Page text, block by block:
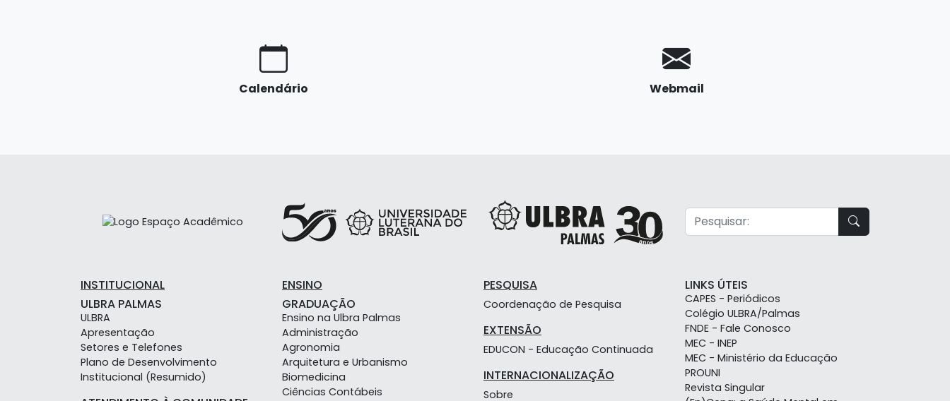
Calendário Webmail
INSTITUCIONAL
ULBRA PALMAS
ULBRA
Apresentação
Setores e Telefones
Plano de Desenvolvimento
Institucional (Resumido)
ENSINO
GRADUAÇÃO
Ensino na Ulbra Palmas
Administração
Agronomia
Arquitetura e Urbanismo
Biomedicina
Ciências Contábeis
PESQUISA
Coordenação de Pesquisa
EXTENSÃO
EDUCON - Educação Continuada
INTERNACIONALIZAÇÃO
Sobre
LINKS ÚTEIS
CAPES - Periódicos
Colégio ULBRA/Palmas
FNDE - Fale Conosco
MEC - INEP
MEC - Ministério da Educação
PROUNI
Revista Singular